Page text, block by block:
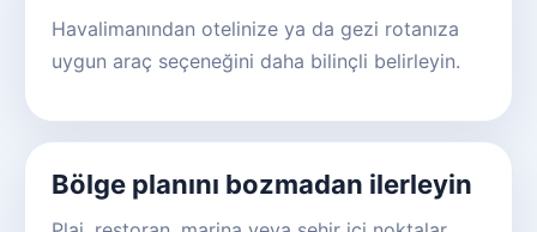
Havalimanından otelinize ya da gezi rotanıza
uygun araç seçeneğini daha bilinçli belirleyin.
Bölge planını bozmadan ilerleyin